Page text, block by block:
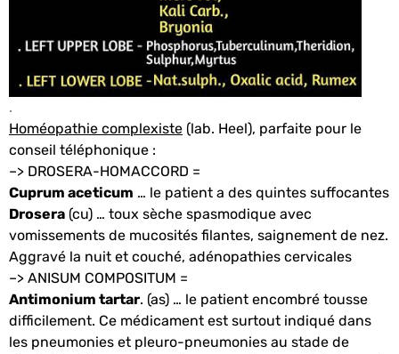
.
Homéopathie complexiste (lab. Heel), parfaite pour le
conseil téléphonique :
–> DROSERA-HOMACCORD =
Cuprum aceticum … le patient a des quintes suffocantes
Drosera (cu) … toux sèche spasmodique avec
vomissements de mucosités filantes, saignement de nez.
Aggravé la nuit et couché, adénopathies cervicales
–> ANISUM COMPOSITUM =
Antimonium tartar. (as) … le patient encombré tousse
difficilement. Ce médicament est surtout indiqué dans
les pneumonies et pleuro-pneumonies au stade de